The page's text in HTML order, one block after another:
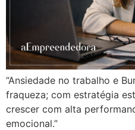
“Ansiedade no trabalho e
fraqueza; com estratégia
crescer com alta
emocional.”